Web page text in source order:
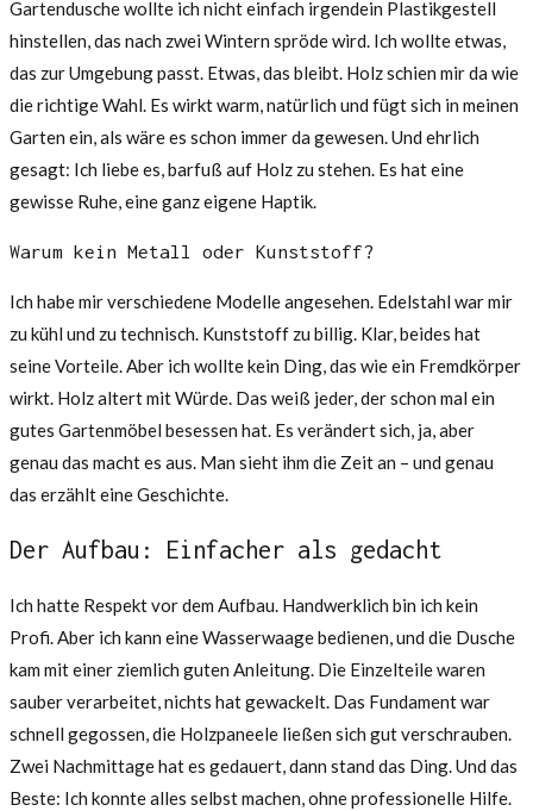
Gartendusche wollte ich nicht einfach irgendein Plastikgestell
hinstellen, das nach zwei Wintern spröde wird. Ich wollte etwas,
das zur Umgebung passt. Etwas, das bleibt. Holz schien mir da wie
die richtige Wahl. Es wirkt warm, natürlich und fügt sich in meinen
Garten ein, als wäre es schon immer da gewesen. Und ehrlich
gesagt: Ich liebe es, barfuß auf Holz zu stehen. Es hat eine
gewisse Ruhe, eine ganz eigene Haptik.
Warum kein Metall oder Kunststoff?
Ich habe mir verschiedene Modelle angesehen. Edelstahl war mir
zu kühl und zu technisch. Kunststoff zu billig. Klar, beides hat
seine Vorteile. Aber ich wollte kein Ding, das wie ein Fremdkörper
wirkt. Holz altert mit Würde. Das weiß jeder, der schon mal ein
gutes Gartenmöbel besessen hat. Es verändert sich, ja, aber
genau das macht es aus. Man sieht ihm die Zeit an – und genau
das erzählt eine Geschichte.
Der Aufbau: Einfacher als gedacht
Ich hatte Respekt vor dem Aufbau. Handwerklich bin ich kein
Profi. Aber ich kann eine Wasserwaage bedienen, und die Dusche
kam mit einer ziemlich guten Anleitung. Die Einzelteile waren
sauber verarbeitet, nichts hat gewackelt. Das Fundament war
schnell gegossen, die Holzpaneele ließen sich gut verschrauben.
Zwei Nachmittage hat es gedauert, dann stand das Ding. Und das
Beste: Ich konnte alles selbst machen, ohne professionelle Hilfe.